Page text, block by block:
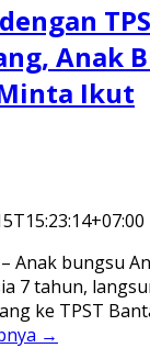
Anak
Ikut
– Anak bungsu
7 tahun,
ke TPST
→